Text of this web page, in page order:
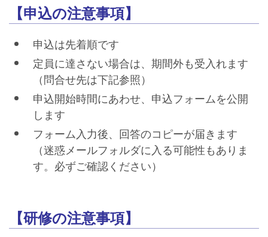
【申込の注意事項】
申込は先着順です
定員に達さない場合は、期間外も受入れます
（問合せ先は下記参照）
申込開始時間にあわせ、申込フォームを公開
します
フォーム入力後、回答のコピーが届きます
（迷惑メールフォルダに入る可能性もありま
す。必ずご確認ください）
【研修の注意事項】